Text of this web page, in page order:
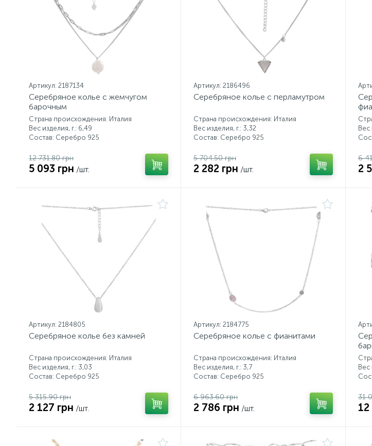
Артикул: 2187134
Серебряное колье с жемчугом
барочным
Страна происхождения: Италия
Вес изделия, г.: 6,49
Состав: Серебро 925
12 731.80 грн
5 093 грн /шт.
Артикул: 2186496
Серебряное колье с перламутром
Страна происхождения: Италия
Вес изделия, г.: 3,32
Состав: Серебро 925
5 704.50 грн
2 282 грн /шт.
Вес
6
2
Артикул: 2184805
Серебряное колье без камней
Страна происхождения: Италия
Вес изделия, г.: 3,03
Состав: Серебро 925
5 315.90 грн
2 127 грн /шт.
Артикул: 2184775
Серебряное колье с фианитами
Страна происхождения: Италия
Вес изделия, г.: 3,7
Состав: Серебро 925
6 963.60 грн
2 786 грн /шт.
Вес
31